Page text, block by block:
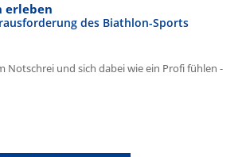
erleben
des Biathlon-Sports
Notschrei und sich dabei wie ein Profi fühlen -